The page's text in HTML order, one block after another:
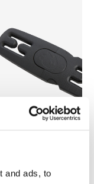
and ads, to
arnés negro